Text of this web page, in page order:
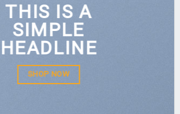
THIS IS A
SIMPLE
HEADLINE
SHOP NOW